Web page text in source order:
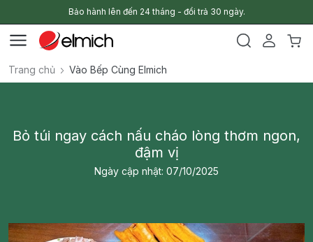
Bảo hành lên đến 24 tháng - đổi trả 30 ngày.
Trang chủ Vào Bếp Cùng Elmich
Bỏ túi ngay cách nấu cháo lòng thơm ngon,
đậm vị
Ngày cập nhật: 07/10/2025